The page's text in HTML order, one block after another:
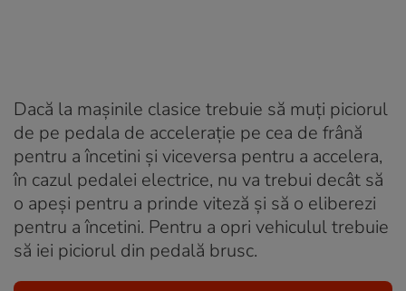
Dacă la mașinile clasice trebuie să muți piciorul
de pe pedala de accelerație pe cea de frână
pentru a încetini și viceversa pentru a accelera,
în cazul pedalei electrice, nu va trebui decât să
o apeși pentru a prinde viteză și să o eliberezi
pentru a încetini. Pentru a opri vehiculul trebuie
să iei piciorul din pedală brusc.